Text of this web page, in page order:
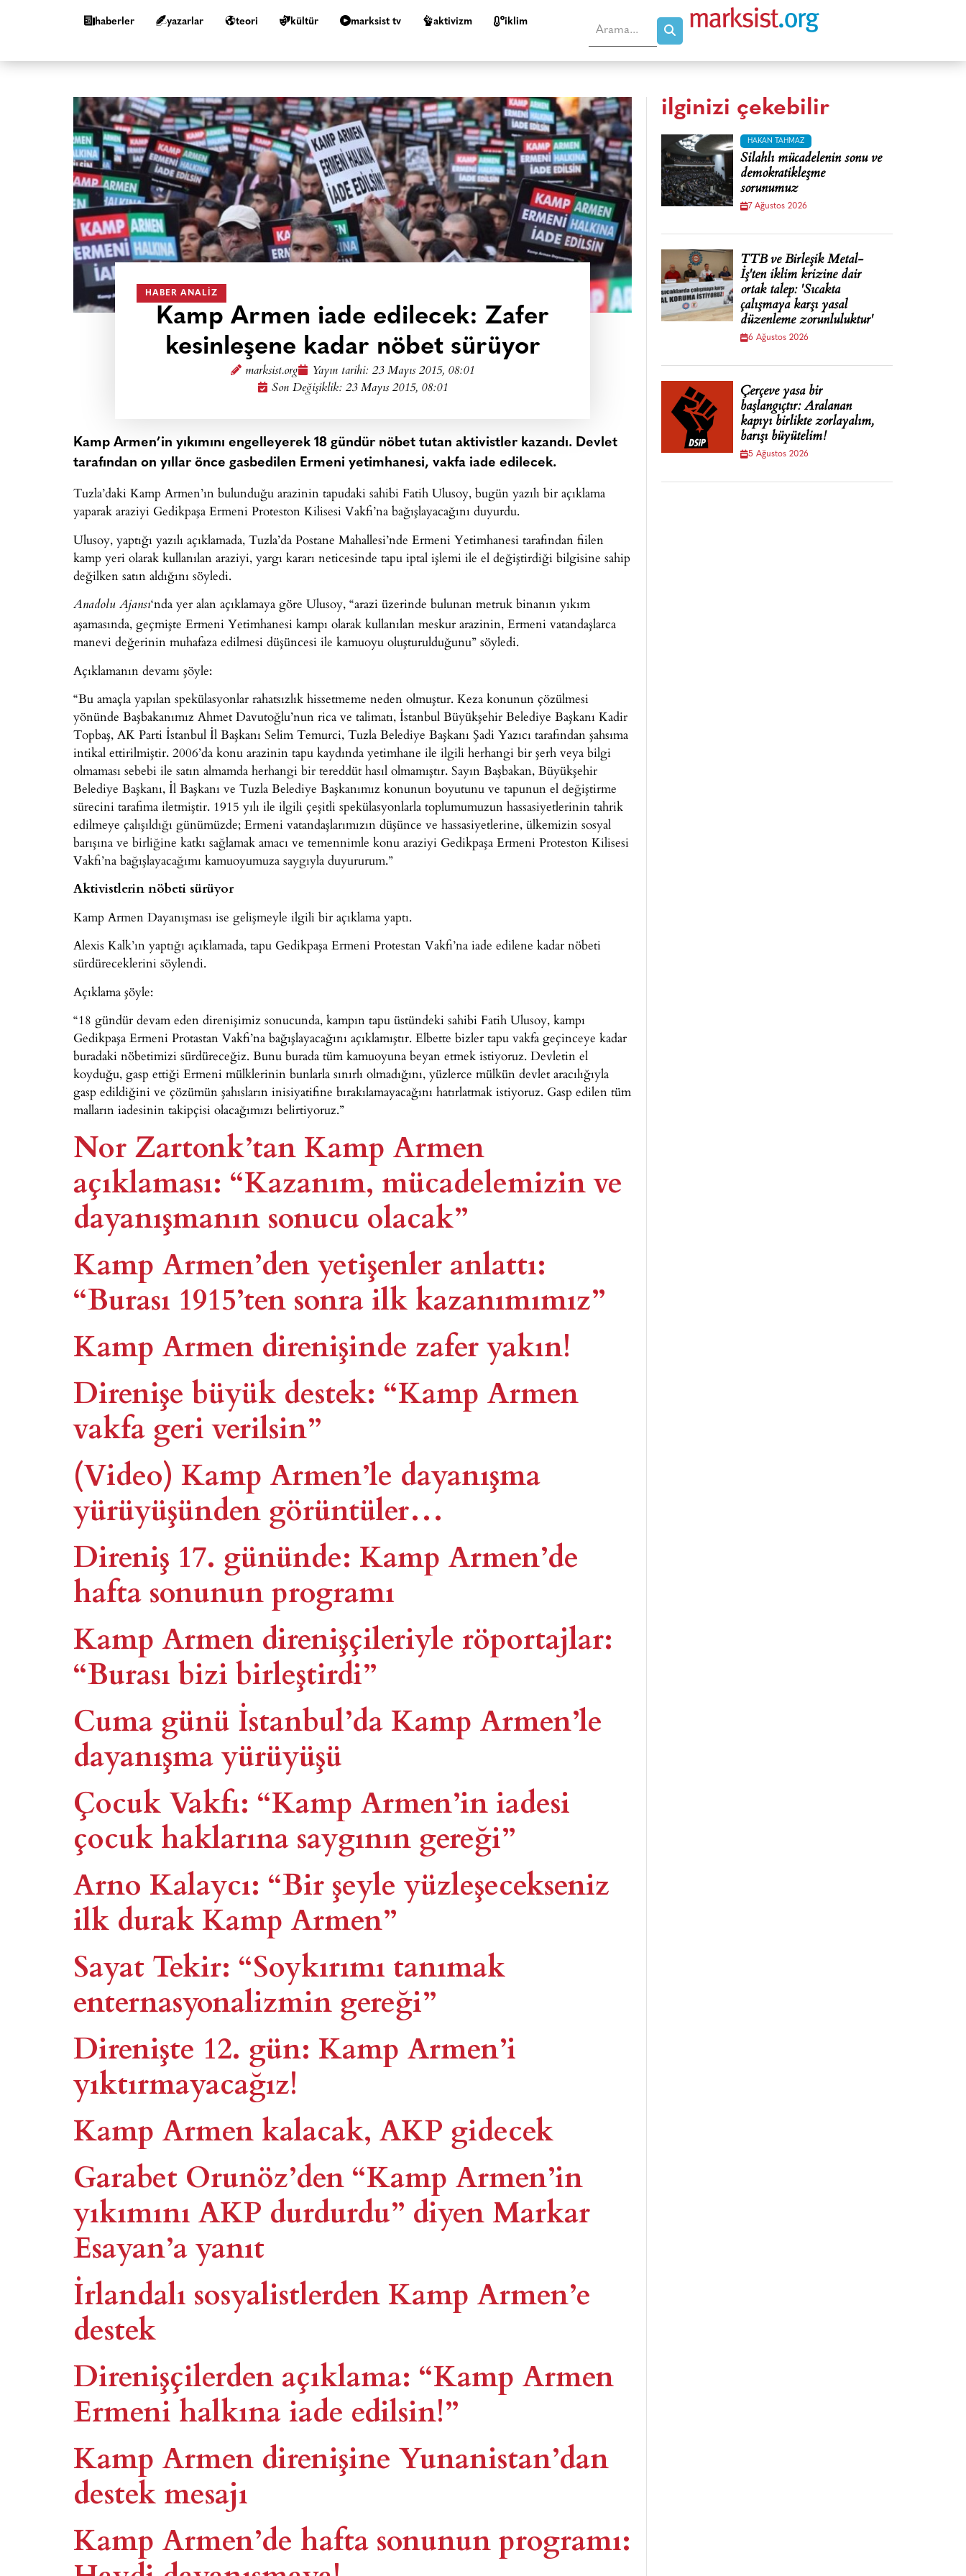
haberler yazarlar teori kültür marksist tv aktivizm i̇klim
HABER ANALIZ
Kamp Armen iade edilecek: Zafer
kesinleşene kadar nöbet sürüyor
marksist.org Yayın tarihi: 23 Mayıs 2015, 08:01
Son Değişiklik: 23 Mayıs 2015, 08:01
Kamp Armen’in yıkımını engelleyerek 18 gündür nöbet tutan aktivistler kazandı. Devlet
tarafından on yıllar önce gasbedilen Ermeni yetimhanesi, vakfa iade edilecek.
Tuzla’daki Kamp Armen’ın bulunduğu arazinin tapudaki sahibi Fatih Ulusoy, bugün yazılı bir açıklama
yaparak araziyi Gedikpaşa Ermeni Proteston Kilisesi Vakfı’na bağışlayacağını duyurdu.
Ulusoy, yaptığı yazılı açıklamada, Tuzla’da Postane Mahallesi’nde Ermeni Yetimhanesi tarafından fiilen
kamp yeri olarak kullanılan araziyi, yargı kararı neticesinde tapu iptal işlemi ile el değiştirdiği bilgisine sahip
değilken satın aldığını söyledi.
Anadolu Ajansı‘nda yer alan açıklamaya göre Ulusoy, “arazi üzerinde bulunan metruk binanın yıkım
aşamasında, geçmişte Ermeni Yetimhanesi kampı olarak kullanılan meskur arazinin, Ermeni vatandaşlarca
manevi değerinin muhafaza edilmesi düşüncesi ile kamuoyu oluşturulduğunu” söyledi.
Açıklamanın devamı şöyle:
“Bu amaçla yapılan spekülasyonlar rahatsızlık hissetmeme neden olmuştur. Keza konunun çözülmesi
yönünde Başbakanımız Ahmet Davutoğlu’nun rica ve talimatı, İstanbul Büyükşehir Belediye Başkanı Kadir
Topbaş, AK Parti İstanbul İl Başkanı Selim Temurci, Tuzla Belediye Başkanı Şadi Yazıcı tarafından şahsıma
intikal ettirilmiştir. 2006’da konu arazinin tapu kaydında yetimhane ile ilgili herhangi bir şerh veya bilgi
olmaması sebebi ile satın almamda herhangi bir tereddüt hasıl olmamıştır. Sayın Başbakan, Büyükşehir
Belediye Başkanı, İl Başkanı ve Tuzla Belediye Başkanımız konunun boyutunu ve tapunun el değiştirme
sürecini tarafıma iletmiştir. 1915 yılı ile ilgili çeşitli spekülasyonlarla toplumumuzun hassasiyetlerinin tahrik
edilmeye çalışıldığı günümüzde; Ermeni vatandaşlarımızın düşünce ve hassasiyetlerine, ülkemizin sosyal
barışına ve birliğine katkı sağlamak amacı ve temennimle konu araziyi Gedikpaşa Ermeni Proteston Kilisesi
Vakfı’na bağışlayacağımı kamuoyumuza saygıyla duyururum.”
Aktivistlerin nöbeti sürüyor
Kamp Armen Dayanışması ise gelişmeyle ilgili bir açıklama yaptı.
Alexis Kalk’ın yaptığı açıklamada, tapu Gedikpaşa Ermeni Protestan Vakfı’na iade edilene kadar nöbeti
sürdüreceklerini söylendi.
Açıklama şöyle:
“18 gündür devam eden direnişimiz sonucunda, kampın tapu üstündeki sahibi Fatih Ulusoy, kampı
Gedikpaşa Ermeni Protastan Vakfı’na bağışlayacağını açıklamıştır. Elbette bizler tapu vakfa geçinceye kadar
buradaki nöbetimizi sürdüreceğiz. Bunu burada tüm kamuoyuna beyan etmek istiyoruz. Devletin el
koyduğu, gasp ettiği Ermeni mülklerinin bunlarla sınırlı olmadığını, yüzlerce mülkün devlet aracılığıyla
gasp edildiğini ve çözümün şahısların inisiyatifine bırakılamayacağını hatırlatmak istiyoruz. Gasp edilen tüm
malların iadesinin takipçisi olacağımızı belirtiyoruz.”
Nor Zartonk’tan Kamp Armen
açıklaması: “Kazanım, mücadelemizin ve
dayanışmanın sonucu olacak”
Kamp Armen’den yetişenler anlattı:
“Burası 1915’ten sonra ilk kazanımımız”
Kamp Armen direnişinde zafer yakın!
Direnişe büyük destek: “Kamp Armen
vakfa geri verilsin”
(Video) Kamp Armen’le dayanışma
yürüyüşünden görüntüler…
Direniş 17. gününde: Kamp Armen’de
hafta sonunun programı
Kamp Armen direnişçileriyle röportajlar:
“Burası bizi birleştirdi”
Cuma günü İstanbul’da Kamp Armen’le
dayanışma yürüyüşü
Çocuk Vakfı: “Kamp Armen’in iadesi
çocuk haklarına saygının gereği”
Arno Kalaycı: “Bir şeyle yüzleşecekseniz
ilk durak Kamp Armen”
Sayat Tekir: “Soykırımı tanımak
enternasyonalizmin gereği”
Direnişte 12. gün: Kamp Armen’i
yıktırmayacağız!
Kamp Armen kalacak, AKP gidecek
Garabet Orunöz’den “Kamp Armen’in
yıkımını AKP durdurdu” diyen Markar
Esayan’a yanıt
İrlandalı sosyalistlerden Kamp Armen’e
destek
Direnişçilerden açıklama: “Kamp Armen
Ermeni halkına iade edilsin!”
Kamp Armen direnişine Yunanistan’dan
destek mesajı
Kamp Armen’de hafta sonunun programı:
ilginizi çekebilir
HAKAN TAHMAZ
Silahlı mücadelenin sonu ve
demokratikleşme
sorunumuz
7 Ağustos 2026
TTB ve Birleşik Metal-
İş'ten iklim krizine dair
ortak talep: 'Sıcakta
çalışmaya karşı yasal
düzenleme zorunluluktur'
6 Ağustos 2026
Çerçeve yasa bir
başlangıçtır: Aralanan
kapıyı birlikte zorlayalım,
barışı büyütelim!
5 Ağustos 2026